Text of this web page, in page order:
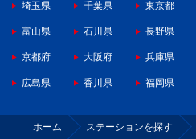
埼玉県 千葉県 東京都
富山県 石川県 長野県
京都府 大阪府 兵庫県
広島県 香川県 福岡県
ホーム ステーションを探す